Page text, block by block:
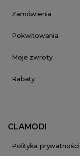
Zamówienia
Pokwitowania
Moje zwroty
Rabaty
CLAMODI
Polityka prywatności